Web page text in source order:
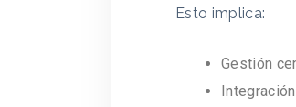
Esto implica:
Gestión